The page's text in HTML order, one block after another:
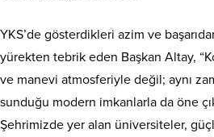
YKS’de gösterdikleri azim ve
yürekten tebrik eden Başkan Altay,
ve manevi atmosferiyle değil; aynı
sunduğu modern imkanlarla da öne
Şehrimizde yer alan üniversiteler,